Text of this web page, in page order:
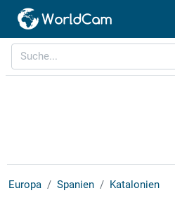
Europa Spanien Katalonien